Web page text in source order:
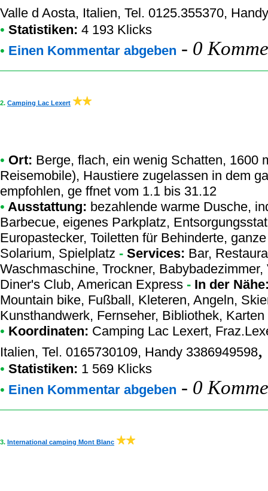
Valle d Aosta, Italien, Tel. 0125.355370,
• Statistiken: 4 193 Klicks
• Einen Kommentar abgeben - 0
2. Camping Lac Lexert
• Ort: Berge, flach, ein wenig Schatten, 1600
Reisemobile), Haustiere zugelassen in dem
empfohlen, ge ffnet vom 1.1 bis 31.12
• Ausstattung: bezahlende warme Dusche,
Barbecue, eigenes Parkplatz,
Europastecker, Toiletten für Behinderte,
Solarium, Spielplatz - Services: Bar,
Waschmaschine, Trockner,
Diner's Club, American Express - In der
Mountain bike, Fußball, Kleteren, Angeln,
Kunsthandwerk, Fernseher, Bibliothek, Karten
• Koordinaten: Camping Lac Lexert,
Italien, Tel. 0165730109, Handy 3386949598,
• Statistiken: 1 569 Klicks
• Einen Kommentar abgeben - 0
3. International camping Mont Blanc